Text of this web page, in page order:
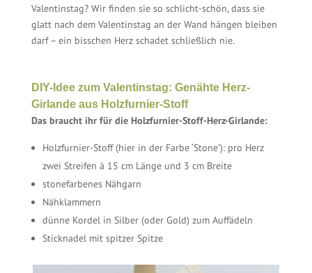
Valentinstag? Wir finden sie so schlicht-schön, dass sie
glatt nach dem Valentinstag an der Wand hängen bleiben
darf – ein bisschen Herz schadet schließlich nie.
DIY-Idee zum Valentinstag: Genähte Herz-
Girlande aus Holzfurnier-Stoff
Das braucht ihr für die Holzfurnier-Stoff-Herz-Girlande:
Holzfurnier-Stoff (hier in der Farbe ‘Stone’): pro Herz
zwei Streifen à 15 cm Länge und 3 cm Breite
stonefarbenes Nähgarn
Nähklammern
dünne Kordel in Silber (oder Gold) zum Auffädeln
Sticknadel mit spitzer Spitze